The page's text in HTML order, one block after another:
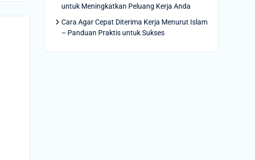
untuk Meningkatkan Peluang Kerja Anda
Cara Agar Cepat Diterima Kerja Menurut Islam
– Panduan Praktis untuk Sukses